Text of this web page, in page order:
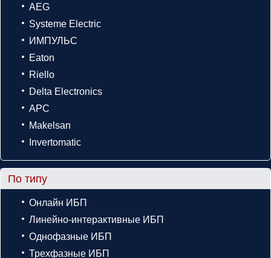
AEG
Systeme Electric
ИМПУЛЬС
Eaton
Riello
Delta Electronics
APC
Makelsan
Invertomatic
По типу
Онлайн ИБП
Линейно-интерактивные ИБП
Однофазные ИБП
Трехфазные ИБП